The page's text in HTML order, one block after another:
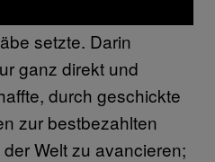
setzte. Darin
ganz direkt und
durch geschickte
zur bestbezahlten
Welt zu avancieren;